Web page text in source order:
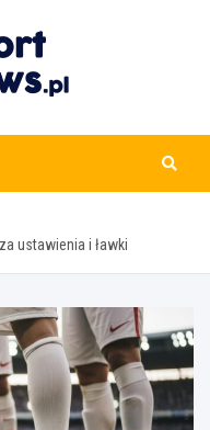
ustawienia i ławki